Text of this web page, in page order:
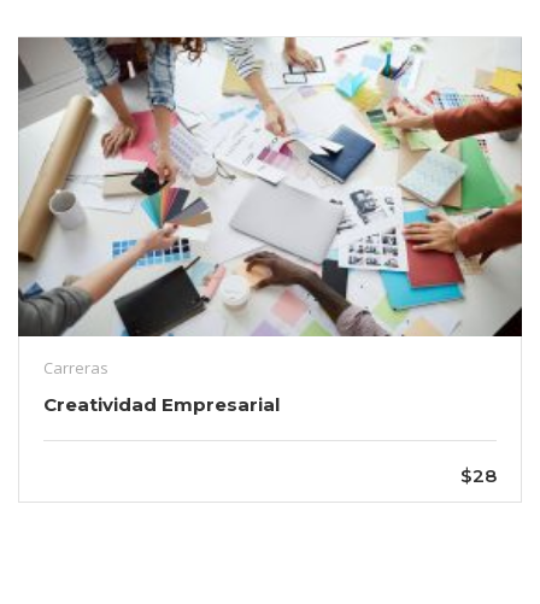
Carreras
Creatividad Empresarial
$28